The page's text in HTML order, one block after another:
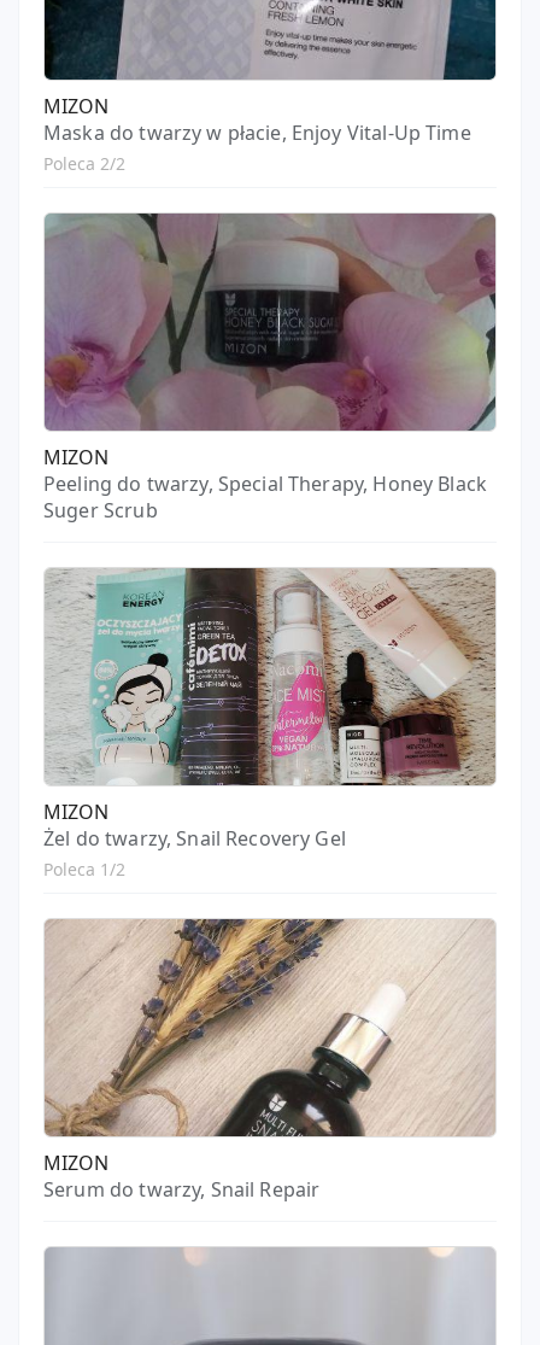
MIZON
Maska do twarzy w płacie, Enjoy Vital-Up Time
Poleca 2/2
MIZON
Peeling do twarzy, Special Therapy, Honey Black
Suger Scrub
MIZON
Żel do twarzy, Snail Recovery Gel
Poleca 1/2
MIZON
Serum do twarzy, Snail Repair